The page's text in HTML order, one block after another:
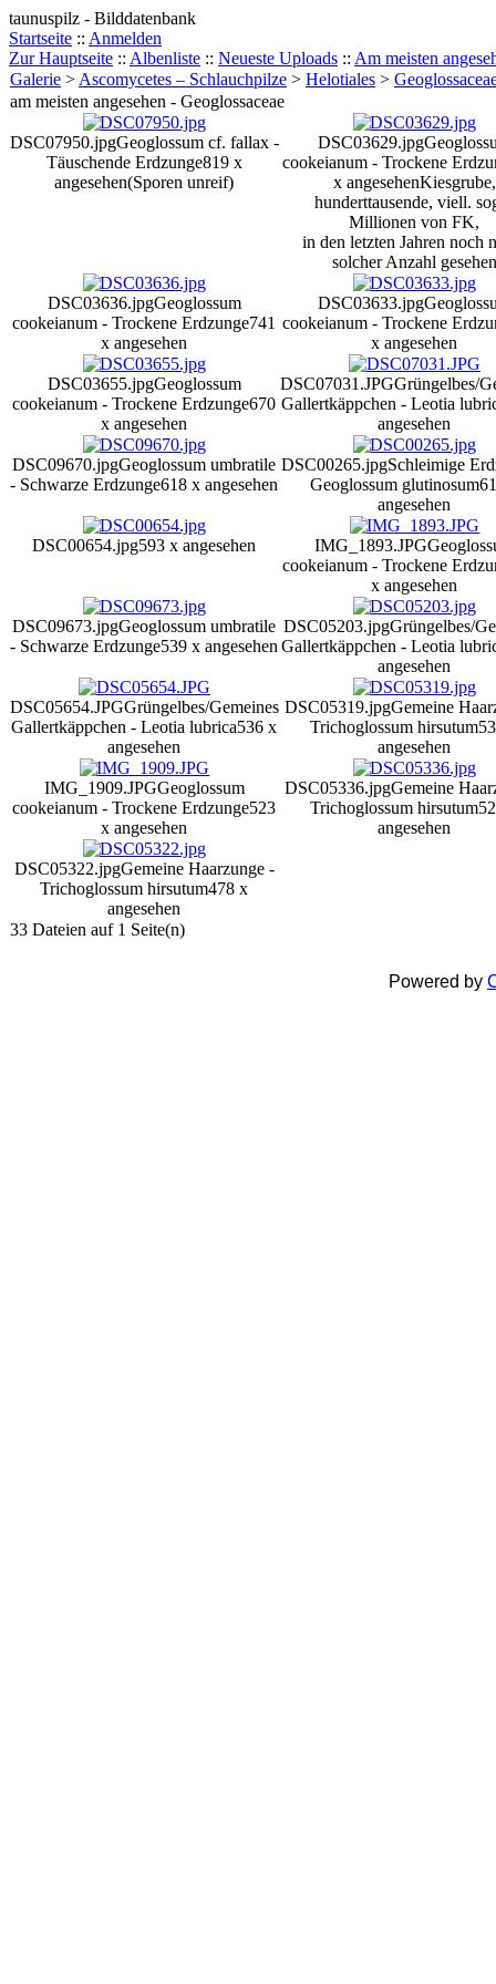
taunuspilz - Bilddatenbank
Startseite :: Anmelden
Zur Hauptseite :: Albenliste :: Neueste Uploads :: Am meisten
Galerie > Ascomycetes – Schlauchpilze > Helotiales >
am meisten angesehen - Geoglossaceae
DSC07950.jpgGeoglossum cf. fallax -
Täuschende Erdzunge819 x
angesehen(Sporen unreif)
DSC03629.jpg
cookeianum - Trockene
x angesehenKiesgrube,
hunderttausende, viell.
Millionen von FK,
in den letzten Jahren noch
solcher Anzahl gesehen
DSC03636.jpgGeoglossum
cookeianum - Trockene Erdzunge741
x angesehen
DSC03633.jpg
cookeianum - Trockene
x angesehen
DSC03655.jpgGeoglossum
cookeianum - Trockene Erdzunge670
x angesehen
DSC07031.JPGGrüngelbes/
Gallertkäppchen - Leotia
angesehen
DSC09670.jpgGeoglossum umbratile
- Schwarze Erdzunge618 x angesehen
DSC00265.jpgSchleimige
Geoglossum glutinosum
angesehen
DSC00654.jpg593 x angesehen IMG_1893.JPG
cookeianum - Trockene
x angesehen
DSC09673.jpgGeoglossum umbratile
- Schwarze Erdzunge539 x angesehen
DSC05203.jpgGrüngelbes/
Gallertkäppchen - Leotia
angesehen
DSC05654.JPGGrüngelbes/Gemeines
Gallertkäppchen - Leotia lubrica536 x
angesehen
DSC05319.jpgGemeine
Trichoglossum hirsutum
angesehen
IMG_1909.JPGGeoglossum
cookeianum - Trockene Erdzunge523
x angesehen
DSC05336.jpgGemeine
Trichoglossum hirsutum
angesehen
DSC05322.jpgGemeine Haarzunge -
Trichoglossum hirsutum478 x
angesehen
33 Dateien auf 1 Seite(n)
Powered by